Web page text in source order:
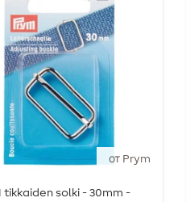
от Prym
tikkaiden solki - 30mm -